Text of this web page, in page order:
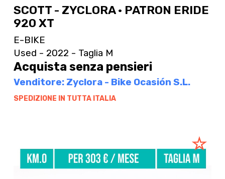
SCOTT - ZYCLORA · PATRON ERIDE
920 XT
E-BIKE
Used - 2022 - Taglia M
Acquista senza pensieri
Venditore: Zyclora - Bike Ocasión S.L.
SPEDIZIONE IN TUTTA ITALIA